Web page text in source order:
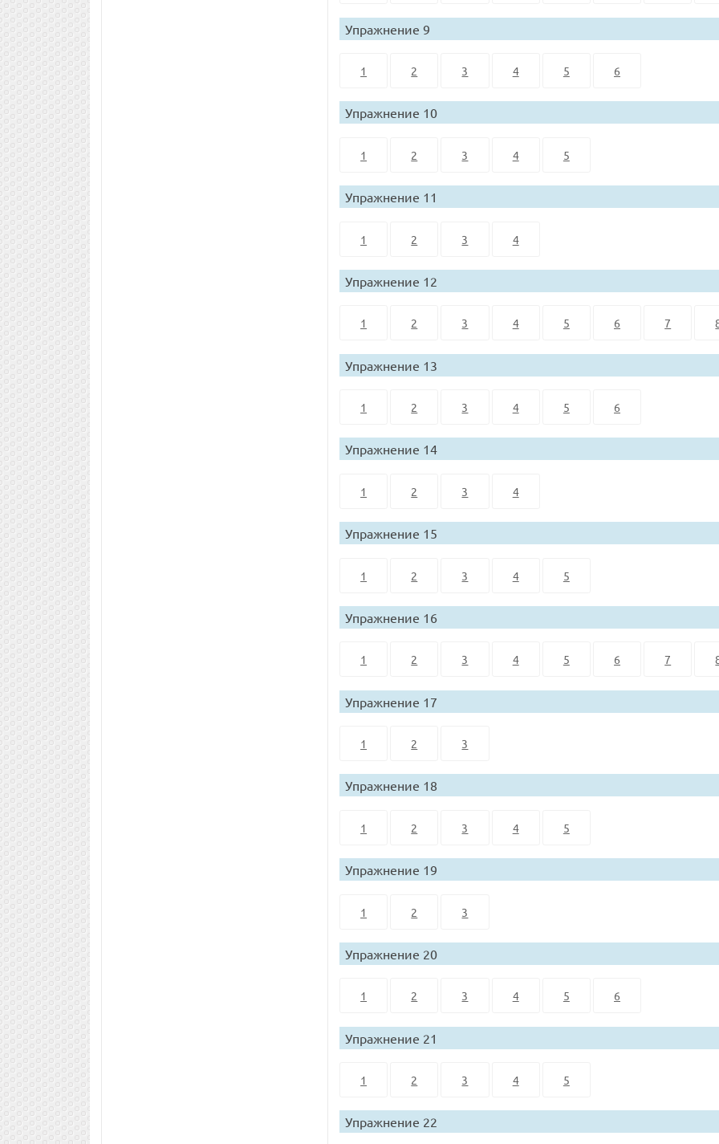
Упражнение 9
1 2 3 4 5 6
Упражнение 10
1 2 3 4 5
Упражнение 11
1 2 3 4
Упражнение 12
1 2 3 4 5 6 7
Упражнение 13
1 2 3 4 5 6
Упражнение 14
1 2 3 4
Упражнение 15
1 2 3 4 5
Упражнение 16
1 2 3 4 5 6 7
Упражнение 17
1 2 3
Упражнение 18
1 2 3 4 5
Упражнение 19
1 2 3
Упражнение 20
1 2 3 4 5 6
Упражнение 21
1 2 3 4 5
Упражнение 22